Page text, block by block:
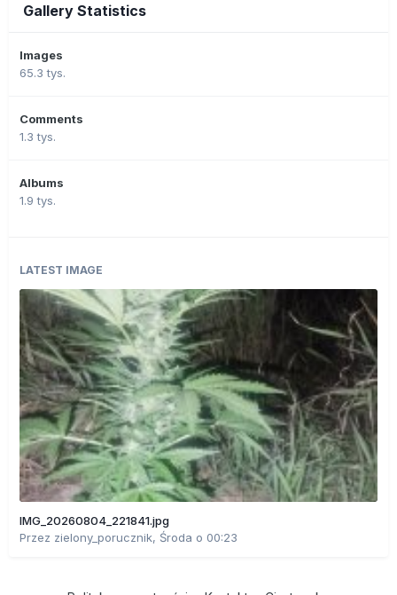
Gallery Statistics
Images
65.3 tys.
Comments
1.3 tys.
Albums
1.9 tys.
LATEST IMAGE
IMG_20260804_221841.jpg
Przez zielony_porucznik, Środa o 00:23